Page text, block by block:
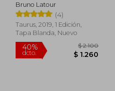
Bruno Latour
(4)
Taurus, 2019, 1 Edición,
Tapa Blanda, Nuevo